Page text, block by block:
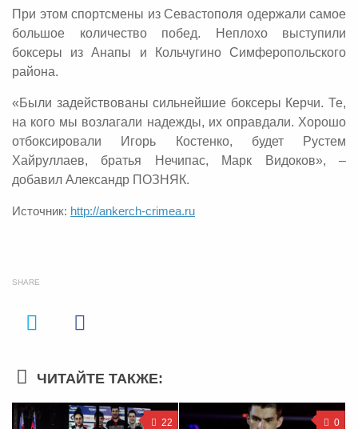
При этом спортсмены из Севастополя одержали самое
большое количество побед. Неплохо выступили
боксеры из Анапы и Кольчугино Симферопольского
района.
«Были задействованы сильнейшие боксеры Керчи. Те,
на кого мы возлагали надежды, их оправдали. Хорошо
отбоксировали Игорь Костенко, будет Рустем
Хайруллаев, братья Нечипас, Марк Видоков», –
добавил Александр ПОЗНЯК.
Источник: http://ankerch-crimea.ru
SHARE
ЧИТАЙТЕ ТАКЖЕ:
22 0